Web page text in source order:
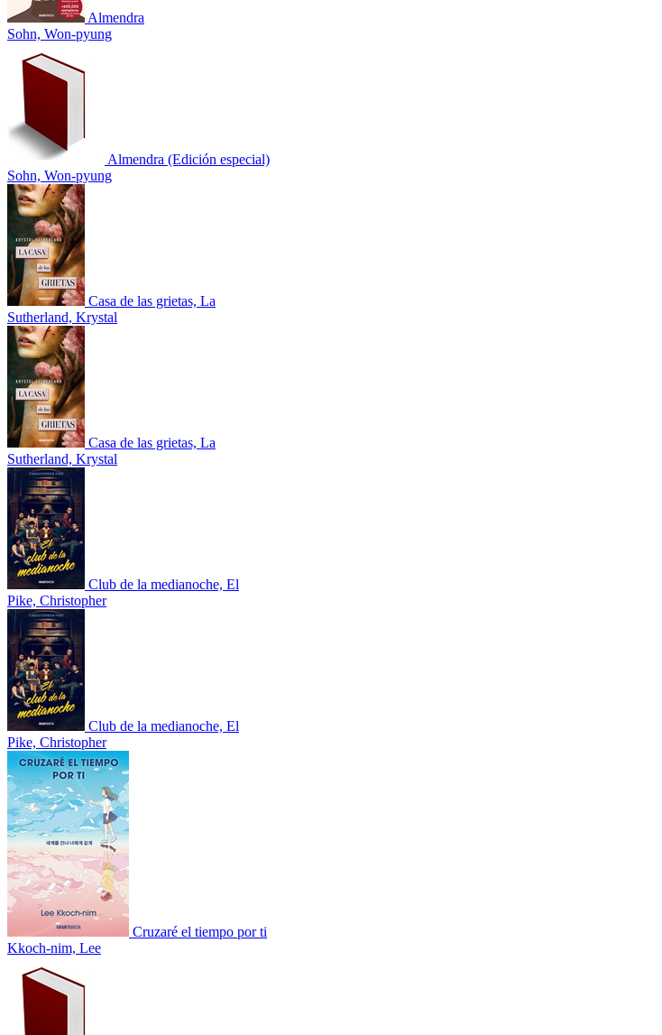
Almendra
Sohn, Won-pyung
Almendra (Edición especial)
Sohn, Won-pyung
Casa de las grietas, La
Sutherland, Krystal
Casa de las grietas, La
Sutherland, Krystal
Club de la medianoche, El
Pike, Christopher
Club de la medianoche, El
Pike, Christopher
Cruzaré el tiempo por ti
Kkoch-nim, Lee